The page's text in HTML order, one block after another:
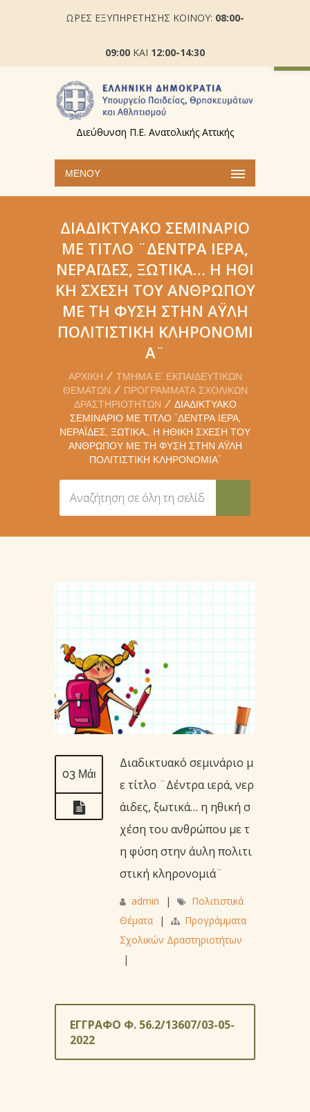
ΩΡΕΣ ΕΞΥΠΗΡΕΤΗΣΗΣ ΚΟΙΝΟΥ: 08:00-
09:00 ΚΑΙ 12:00-14:30
Διεύθυνση Π.Ε. Ανατολικής Αττικής
ΜΕΝΟΎ
ΔΙΑΔΙΚΤΥΑΚΌ ΣΕΜΙΝΆΡΙΟ
ΜΕ ΤΊΤΛΟ ¨ΔΈΝΤΡΑ ΙΕΡΆ,
ΝΕΡΆΙΔΕΣ, ΞΩΤΙΚΆ… Η ΗΘΙ
ΚΉ ΣΧΈΣΗ ΤΟΥ ΑΝΘΡΏΠΟΥ
ΜΕ ΤΗ ΦΎΣΗ ΣΤΗΝ ΆΥΛΗ
ΠΟΛΙΤΙΣΤΙΚΉ ΚΛΗΡΟΝΟΜΙ
Ά¨
ΑΡΧΙΚΉ
ΤΜΉΜΑ Ε’ ΕΚΠΑΙΔΕΥΤΙΚΏΝ
ΘΕΜΆΤΩΝ
ΠΡΟΓΡΆΜΜΑΤΑ ΣΧΟΛΙΚΏΝ
ΔΡΑΣΤΗΡΙΟΤΉΤΩΝ
ΔΙΑΔΙΚΤΥΑΚΌ
ΣΕΜΙΝΆΡΙΟ ΜΕ ΤΊΤΛΟ ¨ΔΈΝΤΡΑ ΙΕΡΆ,
ΝΕΡΆΙΔΕΣ, ΞΩΤΙΚΆ… Η ΗΘΙΚΉ ΣΧΈΣΗ ΤΟΥ
ΑΝΘΡΏΠΟΥ ΜΕ ΤΗ ΦΎΣΗ ΣΤΗΝ ΆΥΛΗ
ΠΟΛΙΤΙΣΤΙΚΉ ΚΛΗΡΟΝΟΜΙΆ¨
03 Μάι
Διαδικτυακό σεμινάριο μ
ε τίτλο ¨Δέντρα ιερά, νερ
άιδες, ξωτικά… η ηθική σ
χέση του ανθρώπου με τ
η φύση στην άυλη πολιτι
στική κληρονομιά¨
admin |
Πολιτιστικά
Θέματα
|
Προγράμματα
Σχολικών Δραστηριοτήτων
|
ΕΓΓΡΑΦΟ Φ. 56.2/13607/03-05-
2022